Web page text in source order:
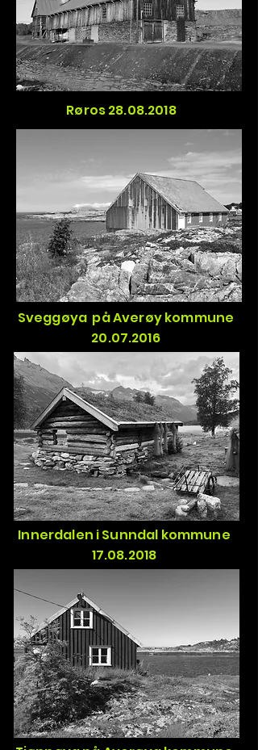
Røros28.08.2018
Sveggøya på Averøy kommune
20.07.2016
Innerdalen i Sunndal kommune
17.08.2018